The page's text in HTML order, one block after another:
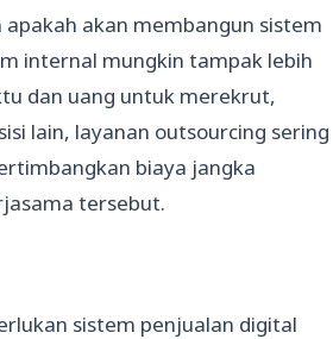
akan membangun sistem
internal mungkin tampak lebih
dan uang untuk merekrut,
lain, layanan outsourcing sering
biaya jangka
tersebut.
sistem penjualan digital